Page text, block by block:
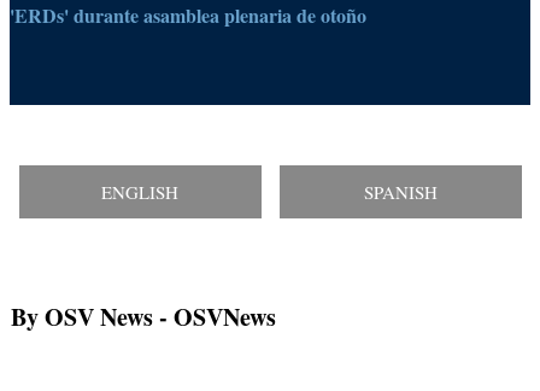
'ERDs' durante asamblea plenaria de otoño
ENGLISH SPANISH
By OSV News- OSVNews